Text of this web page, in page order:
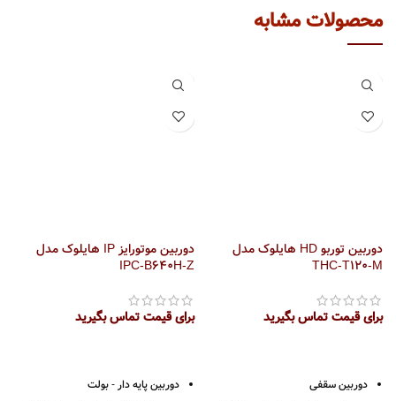
دارای شیار کارت حافظه تا 256 گیگ
دارای ورودی خروجی صدا ( میکروفون
دارای POE
شیار کارت حافظه ظرفیت تا 128GB
قابلیت تنظیم حول سه محور
محصولات مشابه
دوربین توربو HD هایلوک مدل
THC-T120-M
برای قیمت تماس بگیرید
دوربین سقفی
دوربین موتورایز IP هایلوک مدل
IPC-B640H-Z
برای قیمت تماس بگیرید
دوربین پایه دار - بولت